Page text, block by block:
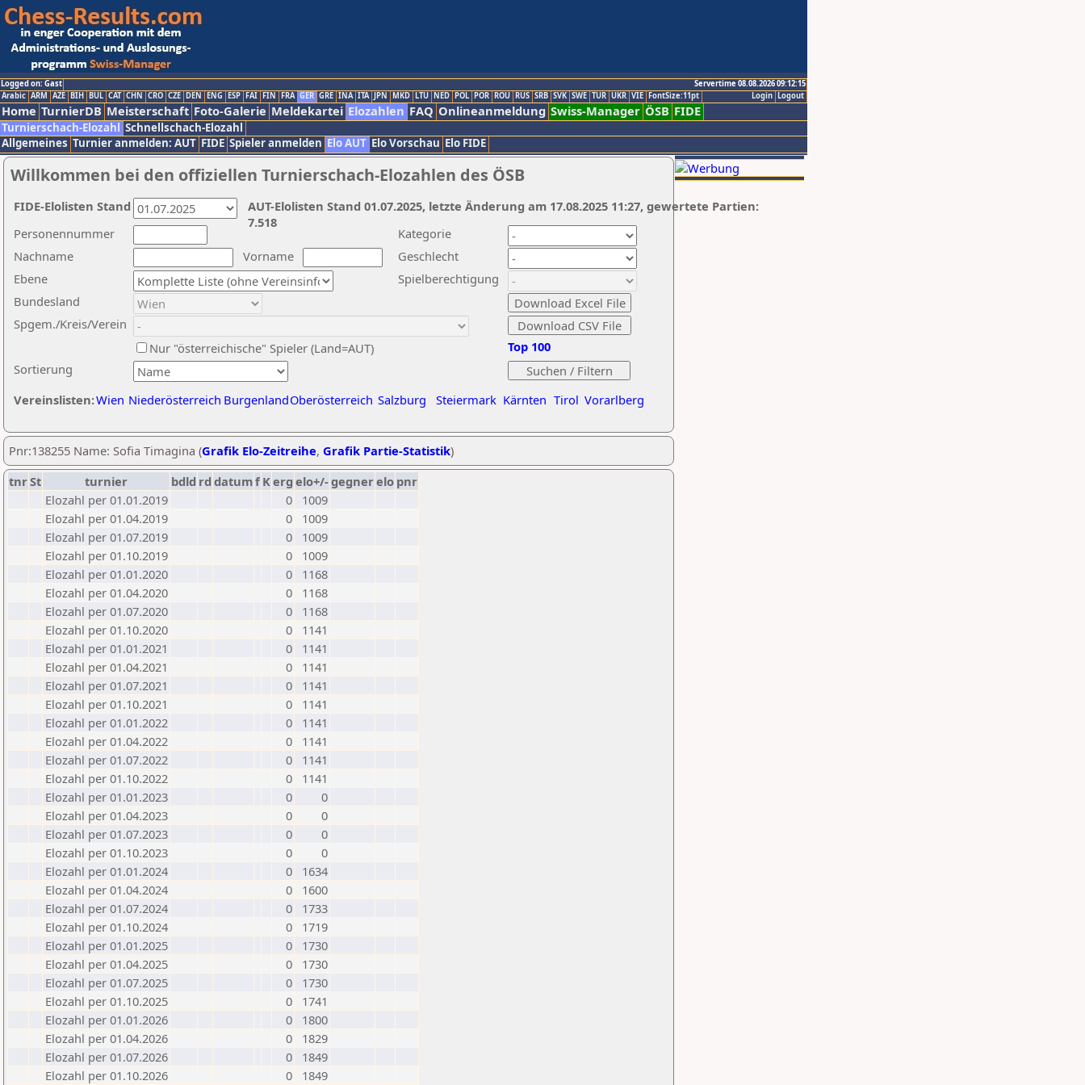
Logged on: Gast
Servertime 08.08.2026 09:12:15
Logout
Login
Arabic ARM AZE BIH BUL CAT CHN CRO CZE DEN ENG ESP FAI FIN FRA GER GRE INA ITA JPN MKD LTU NED POL POR ROU RUS SRB SVK SWE TUR UKR VIE FontSize:11pt
Home TurnierDB Meisterschaft Foto-Galerie Meldekartei Elozahlen FAQ Onlineanmeldung Swiss-Manager ÖSB FIDE
Turnierschach-Elozahl Schnellschach-Elozahl
Allgemeines Turnier anmelden: AUT FIDE Spieler anmelden Elo AUT Elo Vorschau Elo FIDE
Willkommen bei den offiziellen Turnierschach-Elozahlen des ÖSB
Nachname
Vorname
Ebene
Kategorie
Sortierung
Personennummer
Bundesland
Spgem./Kreis/Verein
Geschlecht
Nur "österreichische" Spieler (Land=AUT)
Spielberechtigung
Vereinslisten:Wien Niederösterreich BurgenlandOberösterreich Salzburg Steiermark Kärnten Tirol Vorarlberg
Top 100
AUT-Elolisten Stand 01.07.2025, letzte Änderung am 17.08.2025 11:27, gewertete Partien:
7.518
FIDE-Elolisten Stand
Pnr:138255 Name: Sofia Timagina (Grafik Elo-Zeitreihe, Grafik Partie-Statistik)
tnrSt turnier bdld rd datumf Kerg elo+/-gegnerelo pnr
Elozahl per 01.01.2019
0
1009
Elozahl per 01.04.2019
0
1009
Elozahl per 01.07.2019
0
1009
Elozahl per 01.10.2019
0
1009
Elozahl per 01.01.2020
0
1168
Elozahl per 01.04.2020
0
1168
Elozahl per 01.07.2020
0
1168
Elozahl per 01.10.2020
0
1141
Elozahl per 01.01.2021
0
1141
Elozahl per 01.04.2021
0
1141
Elozahl per 01.07.2021
0
1141
Elozahl per 01.10.2021
0
1141
Elozahl per 01.01.2022
0
1141
Elozahl per 01.04.2022
0
1141
Elozahl per 01.07.2022
0
1141
Elozahl per 01.10.2022
0
1141
Elozahl per 01.01.2023
0
0
Elozahl per 01.04.2023
0
0
Elozahl per 01.07.2023
0
0
Elozahl per 01.10.2023
0
0
Elozahl per 01.01.2024
0
1634
Elozahl per 01.04.2024
0
1600
Elozahl per 01.07.2024
0
1733
Elozahl per 01.10.2024
0
1719
Elozahl per 01.01.2025
0
1730
Elozahl per 01.04.2025
0
1730
Elozahl per 01.07.2025
0
1730
Elozahl per 01.10.2025
0
1741
Elozahl per 01.01.2026
0
1800
Elozahl per 01.04.2026
0
1829
Elozahl per 01.07.2026
0
1849
Elozahl per 01.10.2026
0 1849